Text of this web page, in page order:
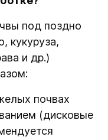
под поздно
кукуруза,
и др.)
почвах
(дисковые